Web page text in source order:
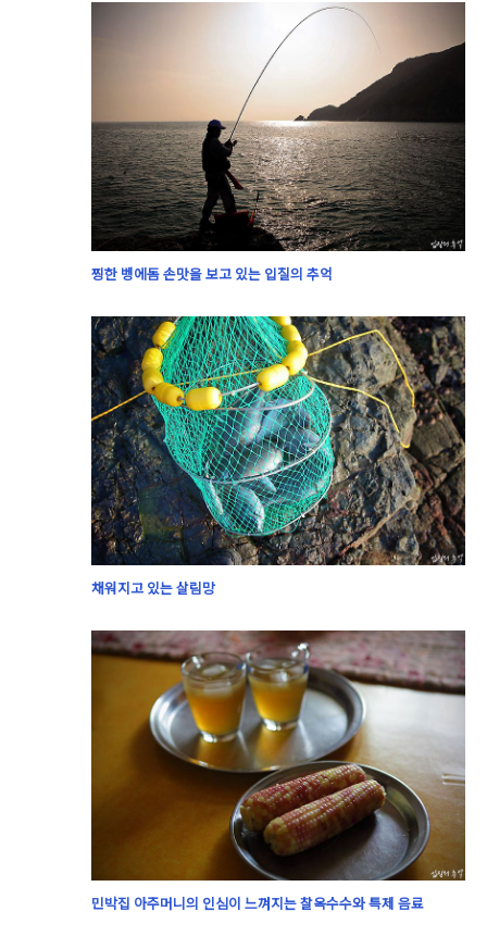
찡한 벵에돔 손맛을 보고 있는 입질의 추억
채워지고 있는 살림망
민박집 아주머니의 인심이 느껴지는 찰옥수수와 특제 음료